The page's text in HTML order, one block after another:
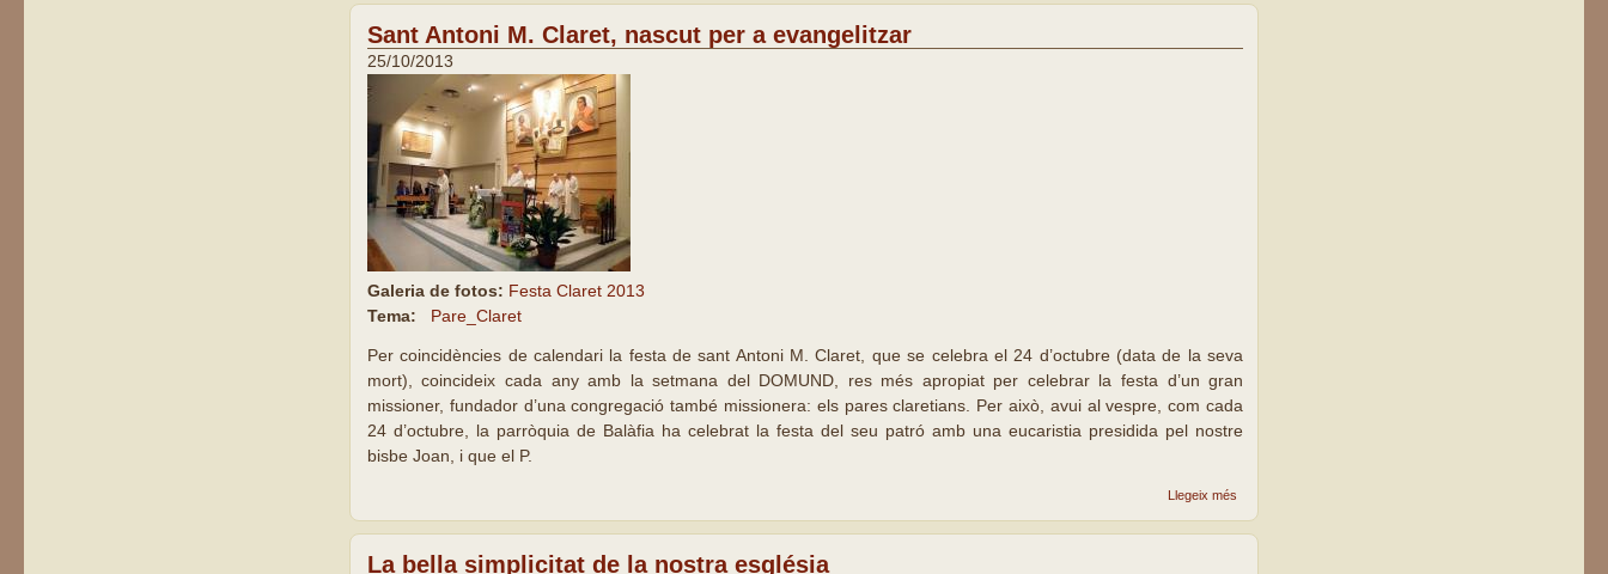
Corpus
1846
Sant Antoni M. Claret, nascut per a evangelitzar
25/10/2013
Galeria de fotos: Festa Claret 2013
Tema:
Pare_Claret
Per coincidències de calendari la festa de sant Antoni M. Claret, que se celebra el 24 d’octubre (data de la seva
mort), coincideix cada any amb la setmana del DOMUND, res més apropiat per celebrar la festa d’un gran
missioner, fundador d’una congregació també missionera: els pares claretians. Per això, avui al vespre, com cada
24 d’octubre, la parròquia de Balàfia ha celebrat la festa del seu patró amb una eucaristia presidida pel nostre
bisbe Joan, i que el P.
Llegeix més
nascut per
La bella simplicitat de la nostra església